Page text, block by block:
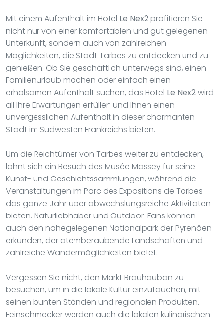
Mit einem Aufenthalt im Hotel Le Nex2 profitieren Sie
nicht nur von einer komfortablen und gut gelegenen
Unterkunft, sondern auch von zahlreichen
Möglichkeiten, die Stadt Tarbes zu entdecken und zu
genießen. Ob Sie geschäftlich unterwegs sind, einen
Familienurlaub machen oder einfach einen
erholsamen Aufenthalt suchen, das Hotel Le Nex2wird
all Ihre Erwartungen erfüllen und Ihnen einen
unvergesslichen Aufenthalt in dieser charmanten
Stadt im Südwesten Frankreichs bieten.
Um die Reichtümer von Tarbes weiter zu entdecken,
lohnt sich ein Besuch des Musée Massey für seine
Kunst- und Geschichtssammlungen, während die
Veranstaltungen im Parc des Expositions de Tarbes
das ganze Jahr über abwechslungsreiche Aktivitäten
bieten. Naturliebhaber und Outdoor-Fans können
auch den nahegelegenen Nationalpark der Pyrenäen
erkunden, der atemberaubende Landschaften und
zahlreiche Wandermöglichkeiten bietet.
Vergessen Sie nicht, den Markt Brauhauban zu
besuchen, um in die lokale Kultur einzutauchen, mit
seinen bunten Ständen und regionalen Produkten.
Feinschmecker werden auch die lokalen kulinarischen